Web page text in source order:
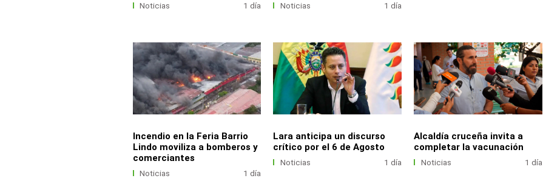
Noticias 1 día Noticias 1 día
Incendio en la Feria Barrio
Lindo moviliza a bomberos y
comerciantes
Noticias 1 día
Lara anticipa un discurso
crítico por el 6 de Agosto
Noticias 1 día
Alcaldía cruceña invita a
completar la vacunación
Noticias 1 día